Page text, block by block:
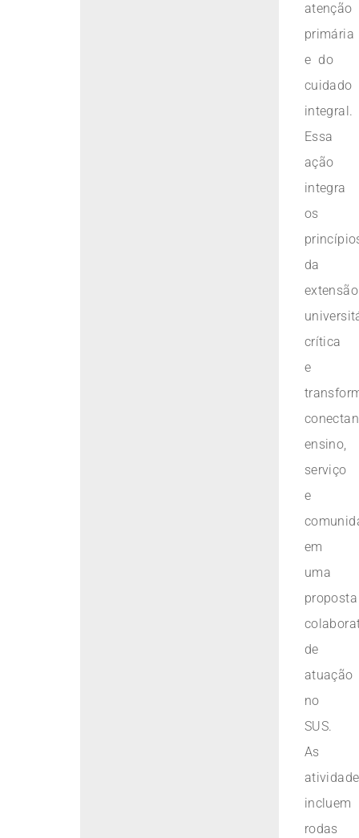
atenção
primária
e do
cuidado
integral.
Essa
ação
integra
os
da
extensão
crítica
e
ensino,
serviço
e
em
uma
proposta
de
atuação
no
SUS.
As
incluem
rodas